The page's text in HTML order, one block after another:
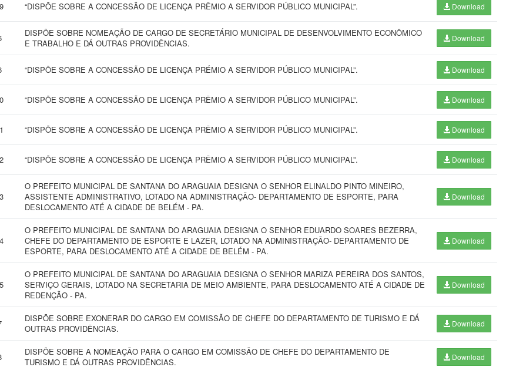
“DISPÕE SOBRE A CONCESSÃO DE LICENÇA PRÊMIO A SERVIDOR PÚBLICO MUNICIPAL”. Download
DISPÕE SOBRE NOMEAÇÃO DE CARGO DE SECRETÁRIO MUNICIPAL DE DESENVOLVIMENTO ECONÔMICO
E TRABALHO E DÁ OUTRAS PROVIDÊNCIAS.
Download
“DISPÕE SOBRE A CONCESSÃO DE LICENÇA PRÉMIO A SERVIDOR PÚBLICO MUNICIPAL”. Download
“DISPÕE SOBRE A CONCESSÃO DE LICENÇA PRÊMIO A SERVIDOR PÚBLICO MUNICIPAL”. Download
“DISPÕE SOBRE A CONCESSÃO DE LICENÇA PRÊMIO A SERVIDOR PÚBLICO MUNICIPAL”. Download
“DISPÕE SOBRE A CONCESSÃO DE LICENÇA PRÊMIO A SERVIDOR PÚBLICO MUNICIPAL”. Download
O PREFEITO MUNICIPAL DE SANTANA DO ARAGUAIA DESIGNA O SENHOR ELINALDO PINTO MINEIRO,
ASSISTENTE ADMINISTRATIVO, LOTADO NA ADMINISTRAÇÃO- DEPARTAMENTO DE ESPORTE, PARA
DESLOCAMENTO ATÉ A CIDADE DE BELÉM - PA.
Download
O PREFEITO MUNICIPAL DE SANTANA DO ARAGUAIA DESIGNA O SENHOR EDUARDO SOARES BEZERRA,
CHEFE DO DEPARTAMENTO DE ESPORTE E LAZER, LOTADO NA ADMINISTRAÇÃO- DEPARTAMENTO DE
ESPORTE, PARA DESLOCAMENTO ATÉ A CIDADE DE BELÉM - PA.
Download
O PREFEITO MUNICIPAL DE SANTANA DO ARAGUAIA DESIGNA O SENHOR MARIZA PEREIRA DOS SANTOS,
SERVIÇO GERAIS, LOTADO NA SECRETARIA DE MEIO AMBIENTE, PARA DESLOCAMENTO ATÉ A CIDADE DE
REDENÇÃO - PA.
Download
DISPÕE SOBRE EXONERAR DO CARGO EM COMISSÃO DE CHEFE DO DEPARTAMENTO DE TURISMO E DÁ
OUTRAS PROVIDÊNCIAS.
Download
DISPÕE SOBRE A NOMEAÇÃO PARA O CARGO EM COMISSÃO DE CHEFE DO DEPARTAMENTO DE
TURISMO E DÁ OUTRAS PROVIDÊNCIAS.
Download